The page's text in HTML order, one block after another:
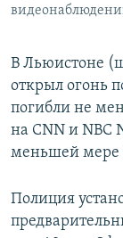
Все сайты
В Льюистоне
открыл огонь
погибли не
на CNN и NBC
меньшей мере
Полиция